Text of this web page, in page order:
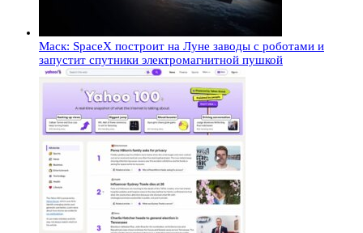
Маск: SpaceX построит на Луне заводы с роботами и
запустит спутники электромагнитной пушкой